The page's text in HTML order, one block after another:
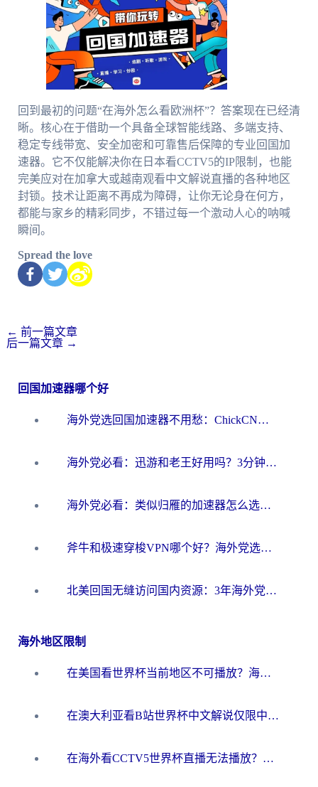
回到最初的问题“在海外怎么看欧洲杯”？答案现在已经清
晰。核心在于借助一个具备全球智能线路、多端支持、
稳定专线带宽、安全加密和可靠售后保障的专业回国加
速器。它不仅能解决你在日本看CCTV5的IP限制，也能
完美应对在加拿大或越南观看中文解说直播的各种地区
封锁。技术让距离不再成为障碍，让你无论身在何方，
都能与家乡的精彩同步，不错过每一个激动人心的呐喊
瞬间。
Spread the love
← 前一篇文章
后一篇文章 →
回国加速器哪个好
海外党选回国加速器不用愁：ChickCN和洞见哪个好？一篇搞定所有疑问
海外党必看：迅游和老王好用吗？3分钟选对加速国内网络的加速器
海外党必看：类似归雁的加速器怎么选？一篇搞定无缝访问国内资源
斧牛和极速穿梭VPN哪个好？海外党选回国加速器必看的真实对比与避坑指南
北美回国无缝访问国内资源：3年海外党亲测的加速器选择指南
海外地区限制
在美国看世界杯当前地区不可播放？海外党体育观赛终极指南来了！
在澳大利亚看B站世界杯中文解说仅限中国大陆？这篇指南帮你打破限制看遍赛事
在海外看CCTV5世界杯直播无法播放？这篇指南让你和国内球迷同步呐喊